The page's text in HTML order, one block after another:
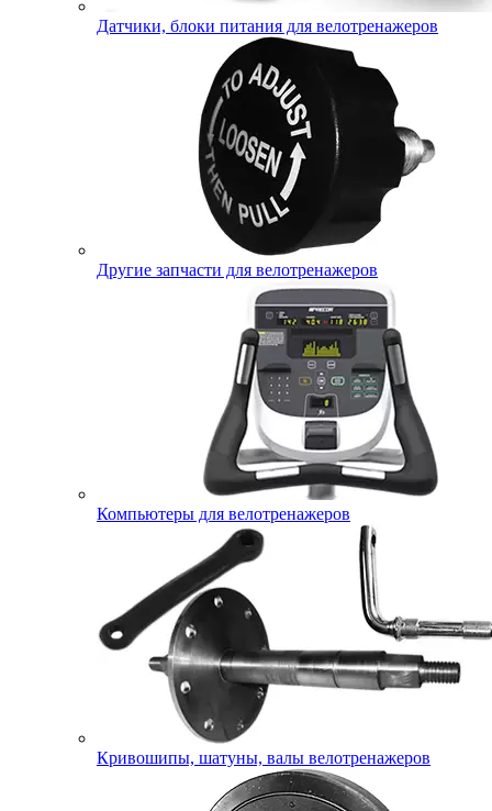
Датчики, блоки питания для велотренажеров
Другие запчасти для велотренажеров
Компьютеры для велотренажеров
Кривошипы, шатуны, валы велотренажеров